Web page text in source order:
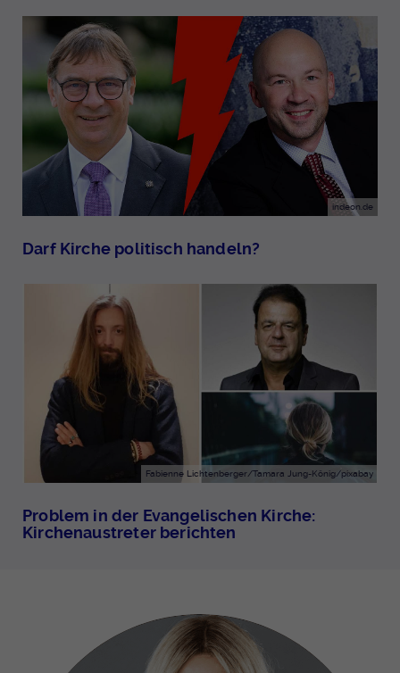
indeon.de
Darf Kirche politisch handeln?
Fabienne Lichtenberger/Tamara Jung-König/pixabay
Problem in der Evangelischen Kirche:
Kirchenaustreter berichten